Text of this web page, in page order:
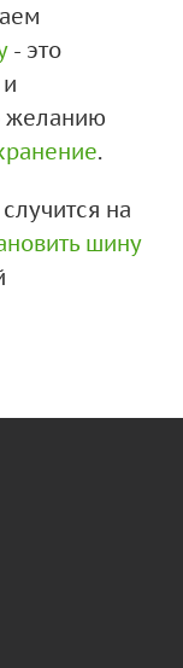
- это
желанию
.
на
шину